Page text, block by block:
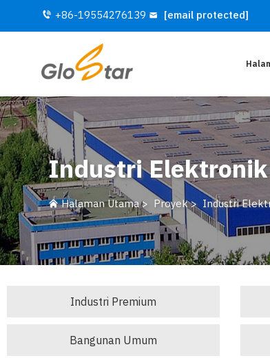
+86-19554276139 [email protected]
Industri Elektronik
Halaman Utama> Proyek> Industri
Industri Premium
Bangunan Umum